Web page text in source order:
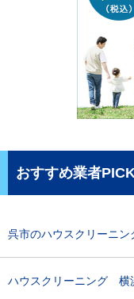
おすすめ業者
呉市のハウスクリーニン
ハウスクリーニング 横